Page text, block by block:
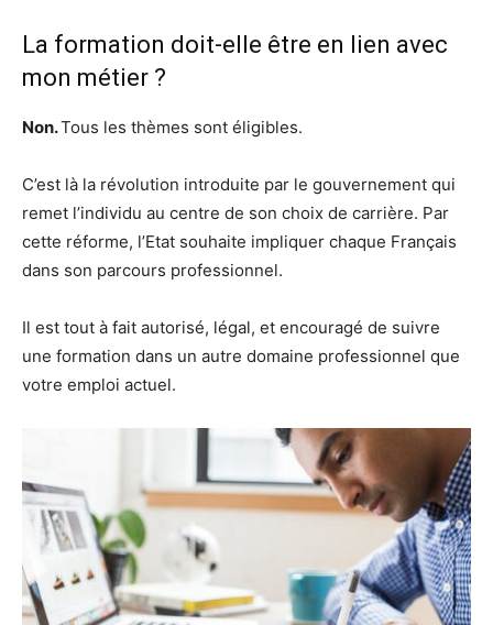
La formation doit-elle être en lien avec
mon métier ?
Non.Tous les thèmes sont éligibles.
C’est là la révolution introduite par le gouvernement qui
remet l’individu au centre de son choix de carrière. Par
cette réforme, l’Etat souhaite impliquer chaque Français
dans son parcours professionnel.
Il est tout à fait autorisé, légal, et encouragé de suivre
une formation dans un autre domaine professionnel que
votre emploi actuel.